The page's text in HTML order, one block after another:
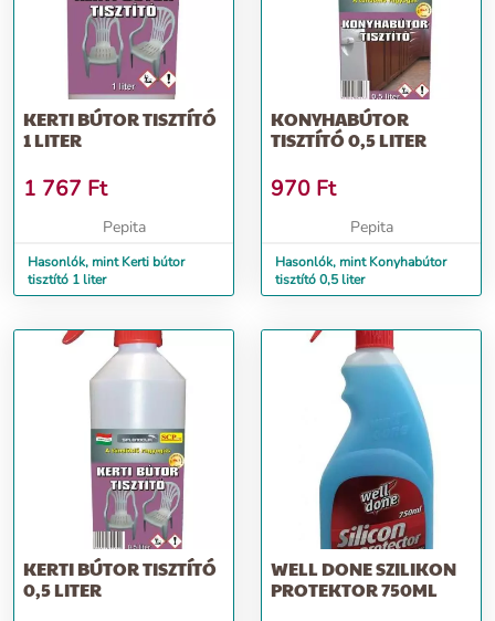
KERTI BÚTOR TISZTÍTÓ
1 LITER
1 767 Ft
Pepita
Hasonlók, mint Kerti bútor
tisztító 1 liter
KONYHABÚTOR
TISZTÍTÓ 0,5 LITER
970 Ft
Pepita
Hasonlók, mint Konyhabútor
tisztító 0,5 liter
KERTI BÚTOR TISZTÍTÓ
0,5 LITER
WELL DONE SZILIKON
PROTEKTOR 750ML